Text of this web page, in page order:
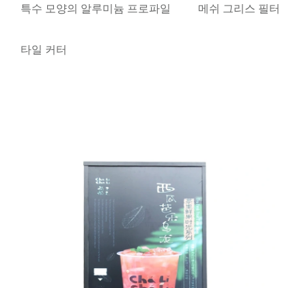
특수 모양의 알루미늄 프로파일 메쉬 그리스 필터
타일 ​​커터